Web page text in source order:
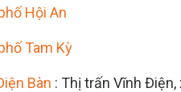
Hội An
Tam Kỳ
Bàn : Thị trấn Vĩnh